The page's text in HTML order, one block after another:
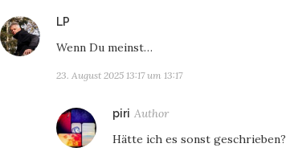
LP
Wenn Du meinst…
23. August 2025 13:17 um 13:17
piri sagt:
Hätte ich es sonst geschrieben?